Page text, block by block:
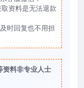
资料是无法退款
时回复也不用担
资料非专业人士